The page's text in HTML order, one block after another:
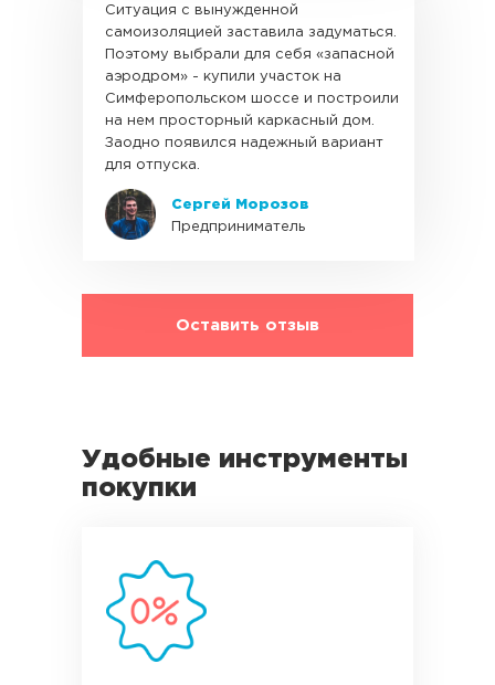
Оставить отзыв
Ситуация с вынужденной
самоизоляцией заставила задуматься.
Поэтому выбрали для себя «запасной
аэродром» - купили участок на
Симферопольском шоссе и построили
на нем просторный каркасный дом.
Заодно появился надежный вариант
для отпуска.
Сергей Морозов
Предприниматель
Удобные инструменты
покупки